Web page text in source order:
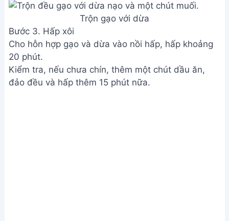
Trộn gạo với dừa
Bước 3. Hấp xôi
Cho hỗn hợp gạo và dừa vào nồi hấp, hấp khoảng
20 phút.
Kiểm tra, nếu chưa chín, thêm một chút dầu ăn,
đảo đều và hấp thêm 15 phút nữa.